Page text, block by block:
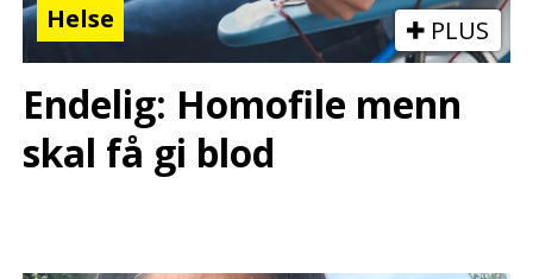
Helse PLUS
Endelig: Homofile menn
skal få gi blod